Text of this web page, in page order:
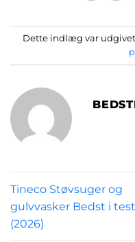
Dette indlæg var
Tineco Støvsuger og
gulvvasker Bedst i test
(2026)